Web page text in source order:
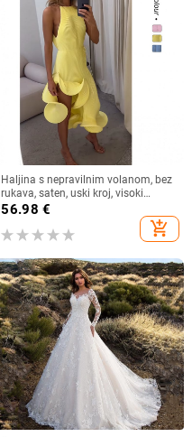
Haljina s nepravilnim volanom, bez
rukava, saten, uski kroj, visoki
ovratnik
56.98 €
add_shopping_cart